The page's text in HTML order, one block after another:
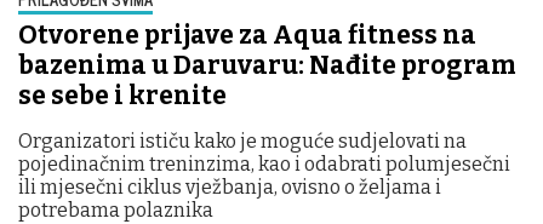
Otvorene prijave za Aqua fitness na
bazenima u Daruvaru: Nađite program
se sebe i krenite
Organizatori ističu kako je moguće sudjelovati na
pojedinačnim treninzima, kao i odabrati polumjesečni
ili mjesečni ciklus vježbanja, ovisno o željama i
potrebama polaznika